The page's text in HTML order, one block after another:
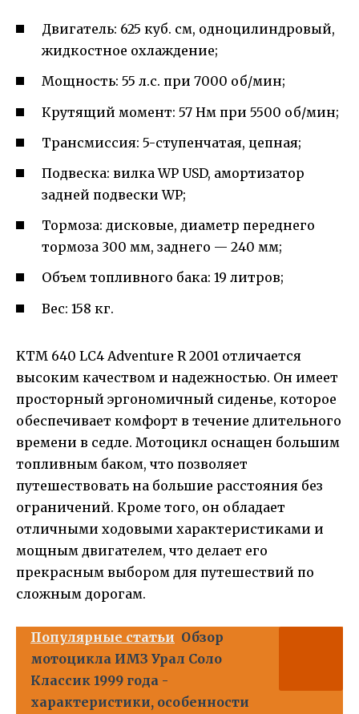
Двигатель: 625 куб. см, одноцилиндровый,
жидкостное охлаждение;
Мощность: 55 л.с. при 7000 об/мин;
Крутящий момент: 57 Нм при 5500 об/мин;
Трансмиссия: 5-ступенчатая, цепная;
Подвеска: вилка WP USD, амортизатор
задней подвески WP;
Тормоза: дисковые, диаметр переднего
тормоза 300 мм, заднего — 240 мм;
Объем топливного бака: 19 литров;
Вес: 158 кг.
KTM 640 LC4 Adventure R 2001 отличается
высоким качеством и надежностью. Он имеет
просторный эргономичный сиденье, которое
обеспечивает комфорт в течение длительного
времени в седле. Мотоцикл оснащен большим
топливным баком, что позволяет
путешествовать на большие расстояния без
ограничений. Кроме того, он обладает
отличными ходовыми характеристиками и
мощным двигателем, что делает его
прекрасным выбором для путешествий по
сложным дорогам.
Популярные статьи Обзор
мотоцикла ИМЗ Урал Соло
Классик 1999 года -
характеристики, особенности